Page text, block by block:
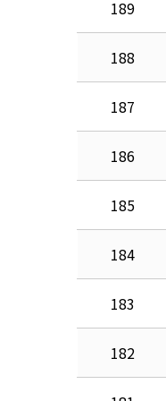
189
188
187
186
185
184
183
182